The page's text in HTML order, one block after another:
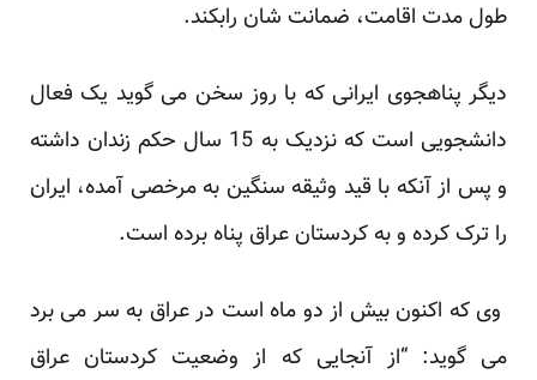
طول مدت اقامت، ضمانت شان رابکند.
دیگر پناهجوی ایرانی که با روز سخن می گوید یک فعال
دانشجویی است که نزدیک به 15 سال حکم زندان داشته
و پس از آنکه با قید وثیقه سنگین به مرخصی آمده، ایران
را ترک کرده و به کردستان عراق پناه برده است.
وی که اکنون بیش از دو ماه است در عراق به سر می برد
می گوید: “از آنجایی که از وضعیت کردستان عراق